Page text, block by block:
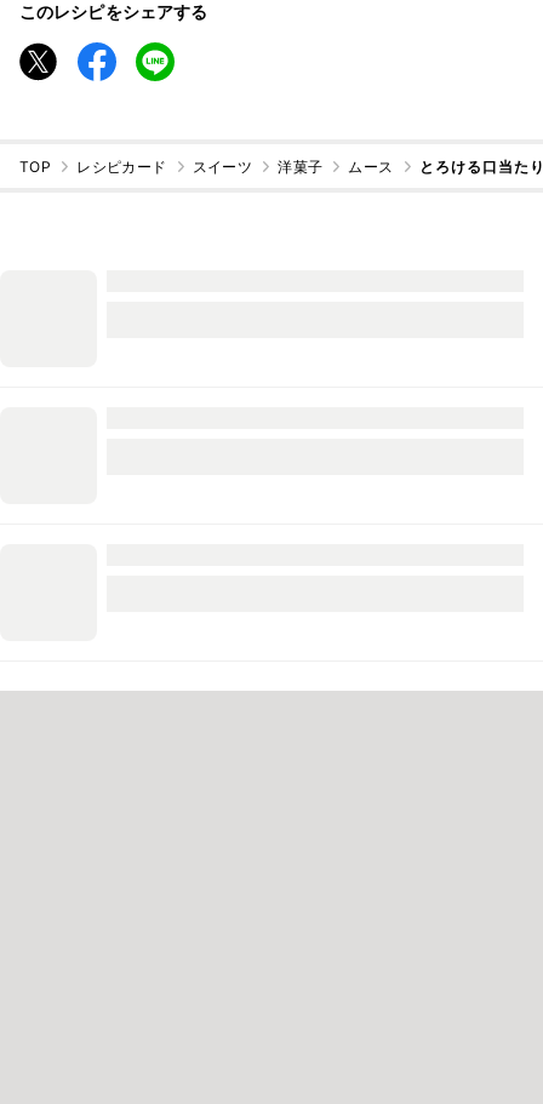
このレシピをシェアする
TOP レシピカード スイーツ 洋菓子 ムース とろける口当た